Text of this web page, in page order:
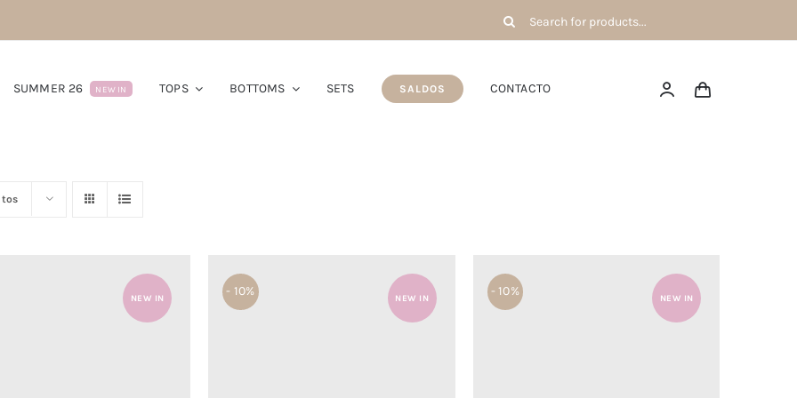
Pesquisar
por:
SUMMER 26 NEW IN TOPS BOTTOMS SETS SALDOS CONTACTO
NEW IN NEW IN
- 10% NEW IN
- 10%